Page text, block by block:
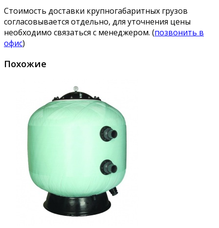
Стоимость доставки крупногабаритных грузов
согласовывается отдельно, для уточнения цены
необходимо связаться с менеджером. (позвонить в
офис)
Похожие